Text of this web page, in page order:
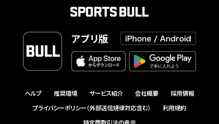
アプリ版
ヘルプ 推奨環境 サービス紹介 会社概要
採用情報
プライバシーポリシー（外部送信規律対応含む）
利用規約